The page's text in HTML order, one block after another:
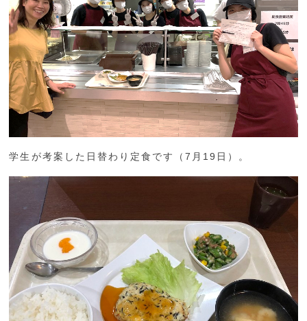
学生が考案した日替わり定食です（7月19日）。